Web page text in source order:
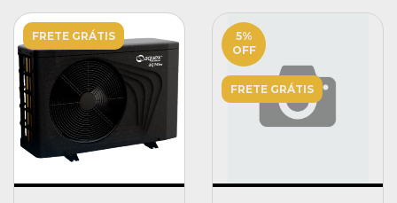
FRETE GRÁTIS 5%
OFF
FRETE GRÁTIS